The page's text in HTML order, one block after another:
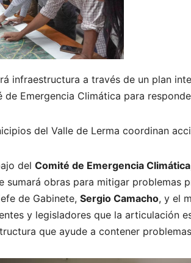
infraestructura a través de un plan
Emergencia Climática para
del Valle de Lerma coordinan
del Comité de Emergencia Climática
sumará obras para mitigar problemas
de Gabinete, Sergio Camacho, y el
y legisladores que la articulación
que ayude a contener